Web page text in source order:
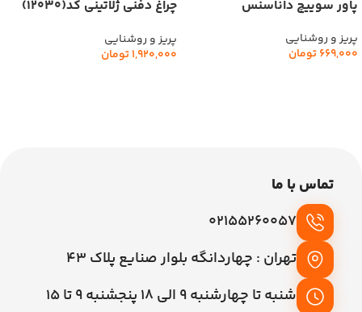
پاور سوییچ داناسنس
پریز و روشنایی
669,000تومان
چراغ دفنی ژلاتینی کد(12030)
پریز و روشنایی
1,920,000تومان
تماس با ما
02155260057
تهران : چهاردانگه بلوار صنایع پلاک 43
شنبه تا چهارشنبه 9 الی 18 پنجشنبه 9 تا 15